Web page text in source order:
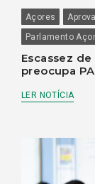
Açores
Parlamento
Escassez
preocupa
LER NOTÍCIA